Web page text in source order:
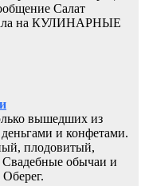
Салат
на КУЛИНАРНЫЕ
вышедших из
и конфетами.
плодовитый,
обычаи и